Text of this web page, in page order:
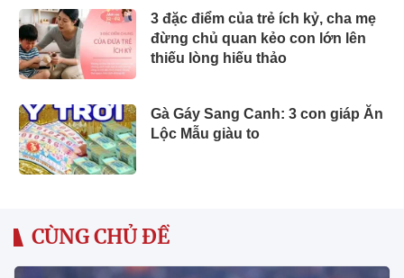
3 đặc điểm của trẻ ích kỷ, cha mẹ
đừng chủ quan kẻo con lớn lên
thiếu lòng hiếu thảo
Gà Gáy Sang Canh: 3 con giáp Ăn
Lộc Mẫu giàu to
CÙNG CHỦ ĐỀ